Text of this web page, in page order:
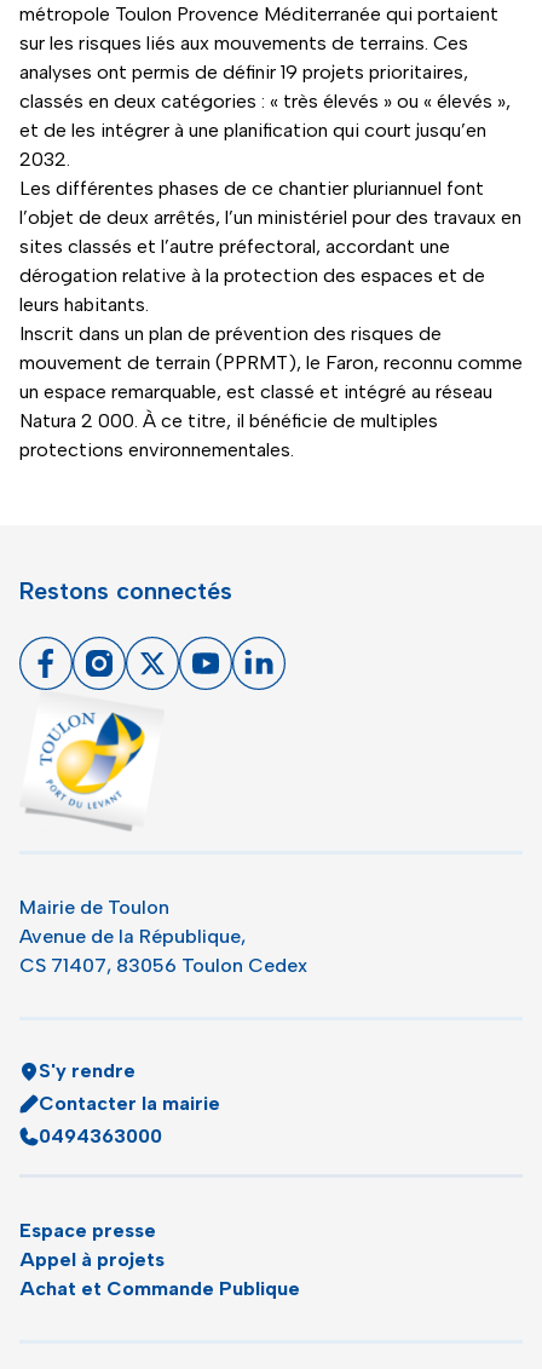
métropole Toulon Provence Méditerranée qui portaient
sur les risques liés aux mouvements de terrains. Ces
analyses ont permis de définir 19 projets prioritaires,
classés en deux catégories : « très élevés » ou « élevés »,
et de les intégrer à une planification qui court jusqu’en
2032.
Les différentes phases de ce chantier pluriannuel font
l’objet de deux arrêtés, l’un ministériel pour des travaux en
sites classés et l’autre préfectoral, accordant une
dérogation relative à la protection des espaces et de
leurs habitants.
Inscrit dans un plan de prévention des risques de
mouvement de terrain (PPRMT), le Faron, reconnu comme
un espace remarquable, est classé et intégré au réseau
Natura 2 000. À ce titre, il bénéficie de multiples
protections environnementales.
Restons connectés
FacebookInstagram
X YoutubeLinkedin
Mairie de Toulon
Avenue de la République,
CS 71407, 83056 Toulon Cedex
S'y rendre
Contacter la mairie
0494363000
Espace presse
Appel à projets
Achat et Commande Publique